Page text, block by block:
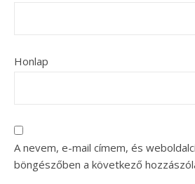
Honlap
A nevem, e-mail címem, és
böngészőben a következő